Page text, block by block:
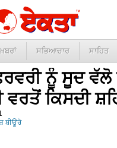
ਖ਼ਬਰਾਂ ਸਭਿਆਚਾਰ ਸਾਹਿਤ
ਨੂੰ ਸੂਦ ਵੱਲੋ
ਵਰਤੋਂ ਕਿਸਦੀ
ਬੀਊਰੋ